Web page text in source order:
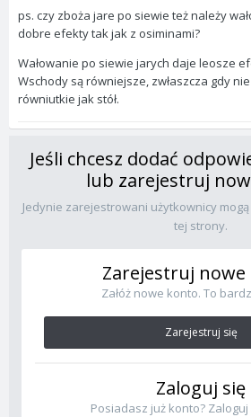
ps. czy zboża jare po siewie też należy
dobre efekty tak jak z osiminami?
Wałowanie po siewie jarych daje leosze
Wschody są równiejsze, zwłaszcza gdy
równiutkie jak stół.
Jeśli chcesz dodać
lub zarejestruj
Jedynie zarejestrowani użytkownicy
tej strony.
Zarejestruj
Załóż nowe konto. To
Zarejestruj się
Zaloguj się
Posiadasz już konto? Zaloguj